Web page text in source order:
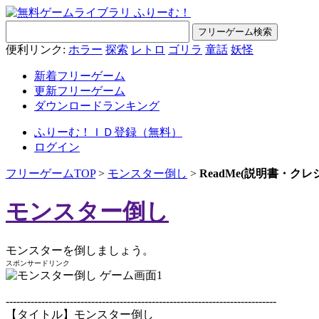
便利リンク: ホラー 探索 レトロ ゴリラ 童話 妖怪
新着フリーゲーム
更新フリーゲーム
ダウンロードランキング
ふりーむ！ＩＤ登録（無料）
ログイン
フリーゲームTOP> モンスター倒し > ReadMe(説明書・クレ
モンスター倒し
モンスターを倒しましょう。
スポンサードリンク
----------------------------------------------------------------------------
【タイトル】モンスター倒し